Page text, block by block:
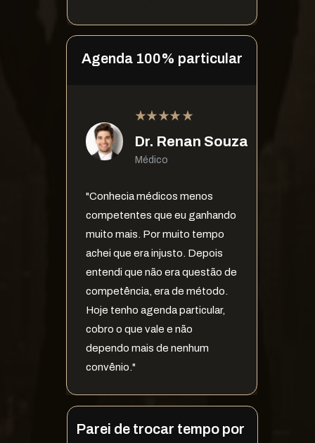
Parei de trocar tempo por
Agenda 100% particular
Dr. Renan Souza
Médico
"Conhecia médicos menos
competentes que eu ganhando
muito mais. Por muito tempo
achei que era injusto. Depois
entendi que não era questão de
competência, era de método.
Hoje tenho agenda particular,
cobro o que vale e não
dependo mais de nenhum
convênio."